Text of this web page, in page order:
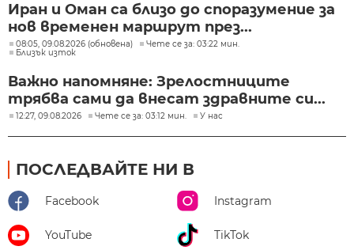
Иран и Оман са близо до споразумение за
нов временен маршрут през...
08:05, 09.08.2026 (обновена)
Чете се за: 03:22 мин.
Близък изток
Важно напомняне: Зрелостниците
трябва сами да внесат здравните си...
12:27, 09.08.2026 Чете се за: 03:12 мин. У нас
ПОСЛЕДВАЙТЕ НИ В
Facebook Instagram
YouTube TikTok